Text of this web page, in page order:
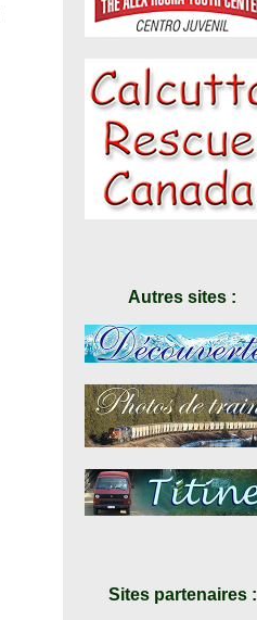
Autres sites :
Sites partenaires :